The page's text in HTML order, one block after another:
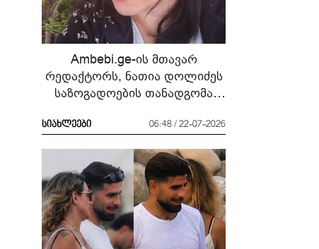
Ambebi.ge-ის მთავარ
რედაქტორს, ნათია დოლიძეს
საზოგადოების თანადგომა
სიახლეები 06:48 / 22-07-2026